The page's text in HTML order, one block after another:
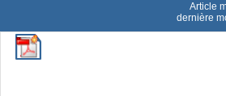
Article
dernière